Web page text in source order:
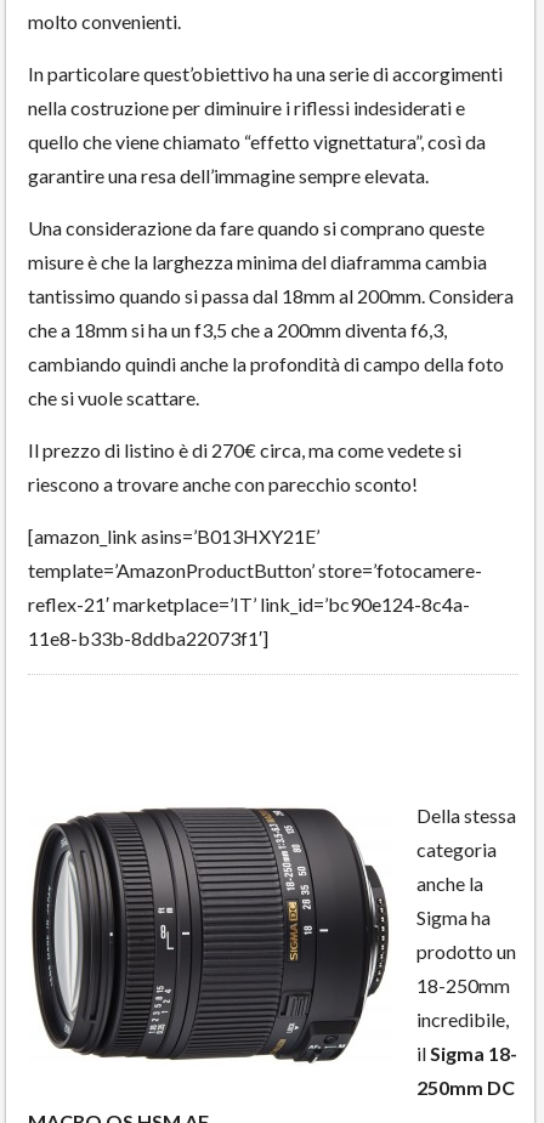
molto convenienti.
In particolare quest’obiettivo ha una serie di accorgimenti
nella costruzione per diminuire i riflessi indesiderati e
quello che viene chiamato “effetto vignettatura”, così da
garantire una resa dell’immagine sempre elevata.
Una considerazione da fare quando si comprano queste
misure è che la larghezza minima del diaframma cambia
tantissimo quando si passa dal 18mm al 200mm. Considera
che a 18mm si ha un f3,5 che a 200mm diventa f6,3,
cambiando quindi anche la profondità di campo della foto
che si vuole scattare.
Il prezzo di listino è di 270€ circa, ma come vedete si
riescono a trovare anche con parecchio sconto!
[amazon_link asins=’B013HXY21E’
template=’AmazonProductButton’ store=’fotocamere-
reflex-21′ marketplace=’IT’ link_id=’bc90e124-8c4a-
11e8-b33b-8ddba22073f1′]
Della stessa
categoria
anche la
Sigma ha
prodotto un
18-250mm
incredibile,
il Sigma 18-
250mm DC